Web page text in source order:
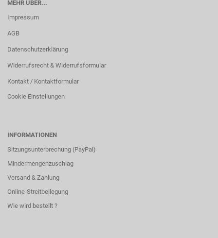
MEHR ÜBER...
Impressum
AGB
Datenschutzerklärung
Widerrufsrecht & Widerrufsformular
Kontakt / Kontaktformular
Cookie Einstellungen
INFORMATIONEN
Sitzungsunterbrechung (PayPal)
Mindermengenzuschlag
Versand & Zahlung
Online-Streitbeilegung
Wie wird bestellt ?